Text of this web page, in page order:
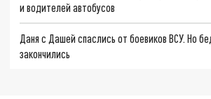
и водителей автобусов
Даня с Дашей спаслись от боевиков ВСУ. Но
закончились